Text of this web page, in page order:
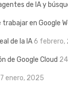
de IA y
en Google
de la IA 6 febrero,
de Google Cloud
enero, 2025